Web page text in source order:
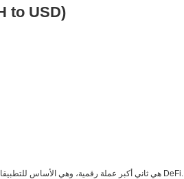
to USD)
Ethereum هي ثاني أكبر عملة رقمية، وهي الأساس للتطبيقات اللامركزية والعقود الذكية ومنظومة DeFi.